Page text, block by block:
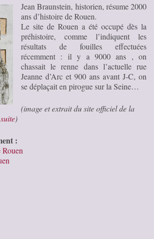
Jean Braunstein, historien, résume 2000
ans d’histoire de Rouen.
Le site de Rouen a été occupé dès la
préhistoire, comme l’indiquent les
résultats de fouilles effectuées
récemment : il y a 9000 ans , on
chassait le renne dans l’actuelle rue
Jeanne d’Arc et 900 ans avant J-C, on
se déplaçait en pirogue sur la Seine…
(image et extrait du site officiel de la
)
:
Rouen